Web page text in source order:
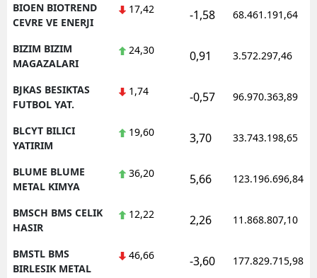
BIOEN BIOTREND
CEVRE VE ENERJI
17,42 -1,58 68.461.191,64
BIZIM BIZIM
MAGAZALARI
24,30 0,91 3.572.297,46
BJKAS BESIKTAS
FUTBOL YAT.
1,74 -0,57 96.970.363,89
BLCYT BILICI
YATIRIM
19,60 3,70 33.743.198,65
BLUME BLUME
METAL KIMYA
36,20 5,66 123.196.696,84
BMSCH BMS CELIK
HASIR
12,22 2,26 11.868.807,10
BMSTL BMS
BIRLESIK METAL
46,66 -3,60 177.829.715,98